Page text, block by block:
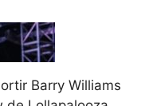
Barry Williams